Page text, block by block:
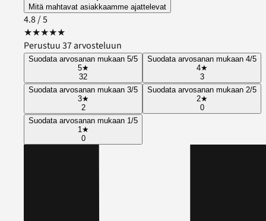
Mitä mahtavat asiakkaamme ajattelevat
4.8/ 5
★★★★★
Perustuu 37 arvosteluun
Suodata arvosanan mukaan 5/5
5★
32
Suodata arvosanan mukaan 4/5
4★
3
Suodata arvosanan mukaan 3/5
3★
2
Suodata arvosanan mukaan 2/5
2★
0
Suodata arvosanan mukaan 1/5
1★
0